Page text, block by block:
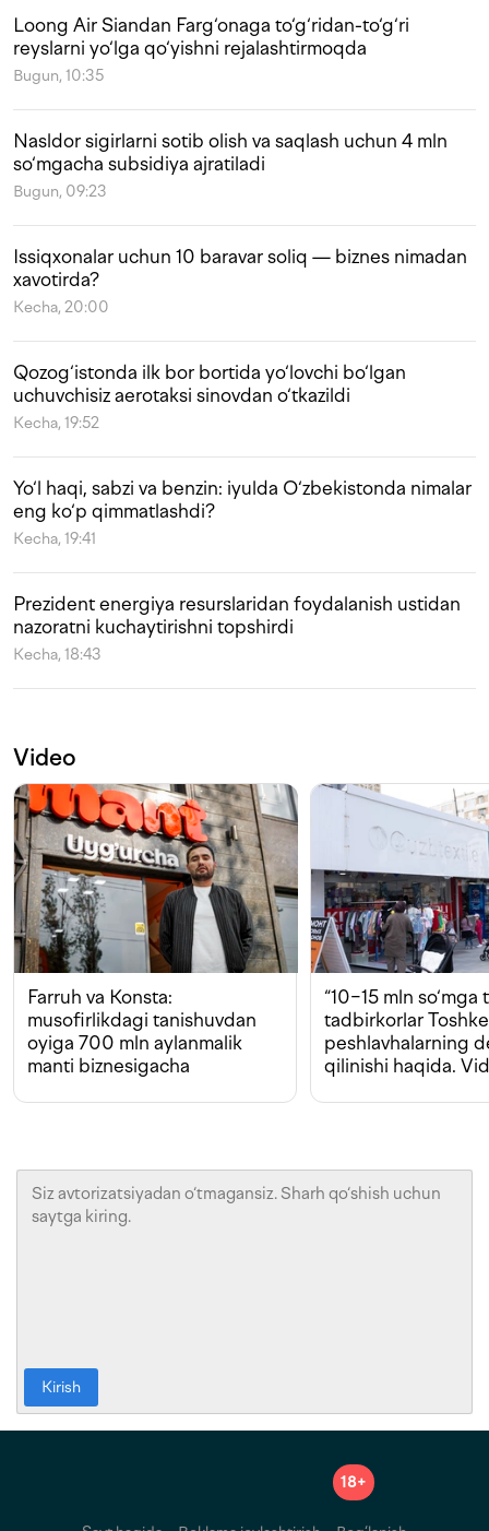
Loong Air Siandan Farg‘onaga to‘g‘ridan-to‘g‘ri
reyslarni yo‘lga qo‘yishni rejalashtirmoqda
Bugun, 10:35
Nasldor sigirlarni sotib olish va saqlash uchun 4 mln
so‘mgacha subsidiya ajratiladi
Bugun, 09:23
Issiqxonalar uchun 10 baravar soliq — biznes nimadan
xavotirda?
Kecha, 20:00
Qozog‘istonda ilk bor bortida yo‘lovchi bo‘lgan
uchuvchisiz aerotaksi sinovdan o‘tkazildi
Kecha, 19:52
Yo‘l haqi, sabzi va benzin: iyulda O‘zbekistonda nimalar
eng ko‘p qimmatlashdi?
Kecha, 19:41
Prezident energiya resurslaridan foydalanish ustidan
nazoratni kuchaytirishni topshirdi
Kecha, 18:43
Video
Farruh va Konsta:
musofirlikdagi tanishuvdan
oyiga 700 mln aylanmalik
manti biznesigacha
“10−15 mln so‘mga
tadbirkorlar
peshlavhalarning
qilinishi haqida.
Kirish
18+